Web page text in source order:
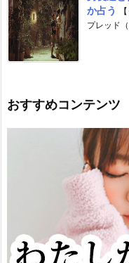
か占う
プレッド
おすすめコンテンツ